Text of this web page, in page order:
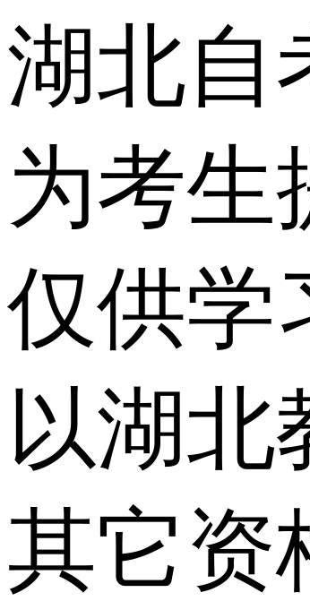
湖北自
为考生
仅供学
以湖北
其它资